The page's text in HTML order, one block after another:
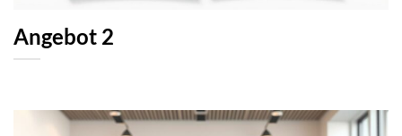
Angebot 2